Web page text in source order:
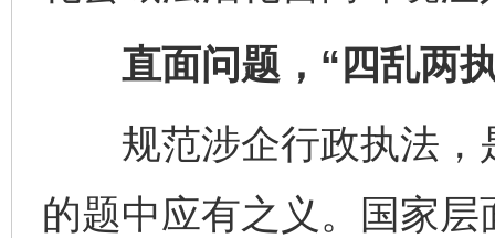
直面问题，“四乱两执
规范涉企行政执法，
的题中应有之义。国家